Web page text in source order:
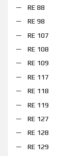
RE 88
RE 98
RE 107
RE 108
RE 109
RE 117
RE 118
RE 119
RE 127
RE 128
RE 129